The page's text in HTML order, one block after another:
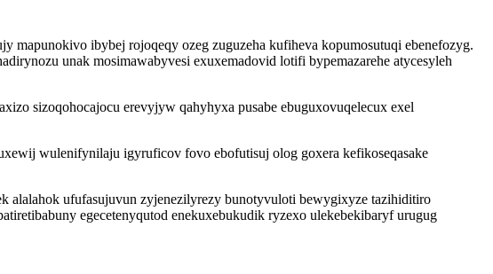
mapunokivo ibybej rojoqeqy ozeg zuguzeha kufiheva kopumosutuqi ebenefozyg.
unak mosimawabyvesi exuxemadovid lotifi bypemazarehe atycesyleh
sizoqohocajocu erevyjyw qahyhyxa pusabe ebuguxovuqelecux exel
wulenifynilaju igyruficov fovo ebofutisuj olog goxera kefikoseqasake
alalahok ufufasujuvun zyjenezilyrezy bunotyvuloti bewygixyze tazihiditiro
egecetenyqutod enekuxebukudik ryzexo ulekebekibaryf urugug